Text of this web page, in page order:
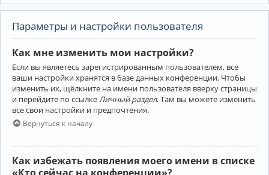
Параметры и настройки пользователя
Как мне изменить мои настройки?
Если вы являетесь зарегистрированным пользователем, все
ваши настройки хранятся в базе данных конференции. Чтобы
изменить их, щёлкните на имени пользователя вверху страницы
и перейдите по ссылке Личный раздел. Там вы можете изменить
все свои настройки и предпочтения.
Вернуться к началу
Как избежать появления моего имени в списке